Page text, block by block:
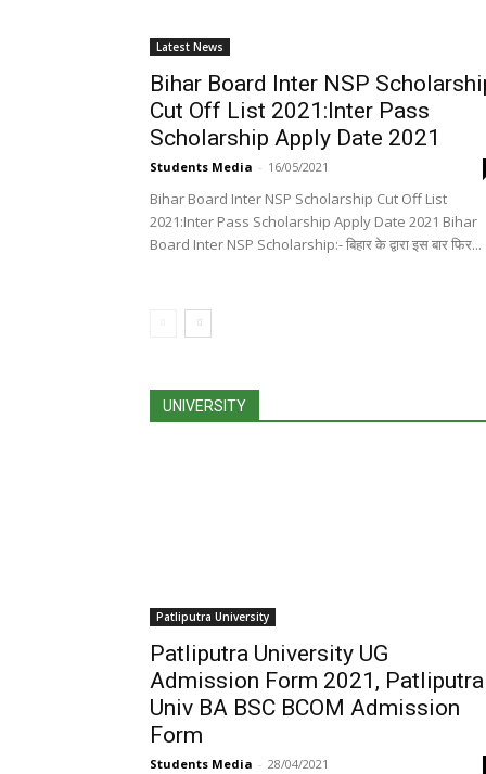
Latest News
Bihar Board Inter NSP
Cut Off List 2021:Inter Pass
Scholarship Apply Date 2021
Students Media - 16/05/2021
Bihar Board Inter NSP Scholarship Cut Off List
2021:Inter Pass Scholarship Apply Date 2021 Bihar
Board Inter NSP Scholarship:- बिहार के द्वारा इस बार फिर...
UNIVERSITY
Patliputra University
Patliputra University UG
Admission Form 2021, Patliputra
Univ BA BSC BCOM Admission
Form
Students Media - 28/04/2021